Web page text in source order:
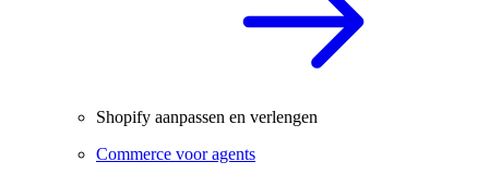
Shopify aanpassen en verlengen
Commerce voor agents